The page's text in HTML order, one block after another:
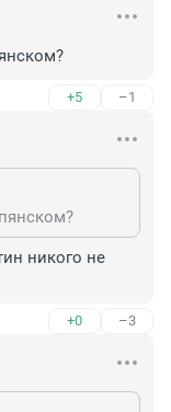
+5 –1
никого не
+0 –3